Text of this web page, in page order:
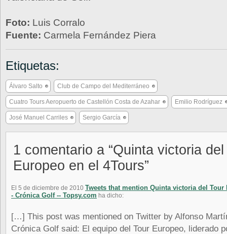
Foto: Luis Corralo
Fuente: Carmela Fernández Piera
Etiquetas:
Álvaro Salto Club de Campo del Mediterráneo
Cuatro Tours Aeropuerto de Castellón Costa de Azahar Emilio Rodríguez
José Manuel Carriles Sergio García
1 comentario a “Quinta victoria del
Europeo en el 4Tours”
El 5 de diciembre de 2010 Tweets that mention Quinta victoria del Tour
- Crónica Golf -- Topsy.com ha dicho:
[…] This post was mentioned on Twitter by Alfonso
Crónica Golf said: El equipo del Tour Europeo, liderado